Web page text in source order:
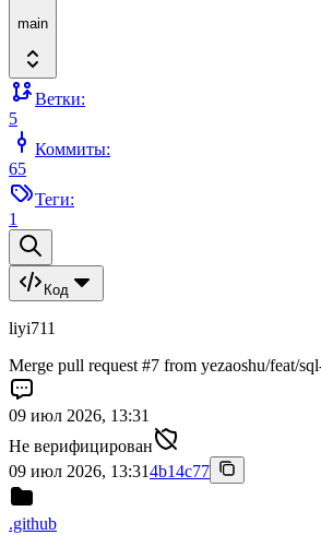
main
Ветки:
5
Коммиты:
65
Теги:
1
Код
liyi711
Merge pull request #7 from yezaoshu/feat/
09 июл 2026, 13:31
Не верифицирован
09 июл 2026, 13:314b14c77
.github